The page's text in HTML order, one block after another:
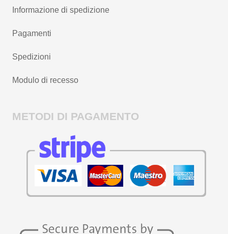
Informazione di spedizione
Pagamenti
Spedizioni
Modulo di recesso
METODI DI PAGAMENTO